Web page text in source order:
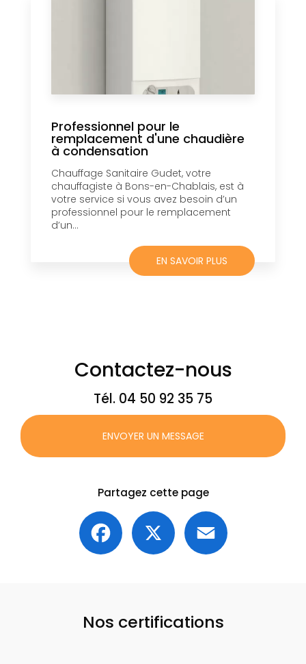
Professionnel pour le
remplacement d'une chaudière
à condensation
Chauffage Sanitaire Gudet, votre
chauffagiste à Bons-en-Chablais, est à
votre service si vous avez besoin d’un
professionnel pour le remplacement
d’un...
EN SAVOIR PLUS
Contactez-nous
Tél. 04 50 92 35 75
ENVOYER UN MESSAGE
Partagez cette page
Facebook
Nos certifications